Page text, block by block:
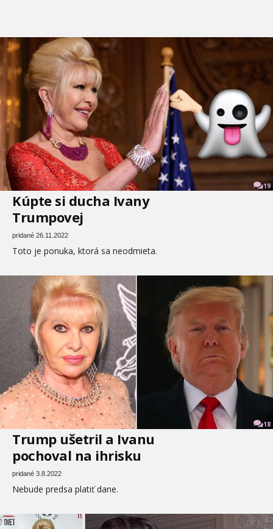
19
Kúpte si ducha Ivany
Trumpovej
pridané 26.11.2022
Toto je ponuka, ktorá sa neodmieta.
18
Trump ušetril a Ivanu
pochoval na ihrisku
pridané 3.8.2022
Nebude predsa platiť dane.